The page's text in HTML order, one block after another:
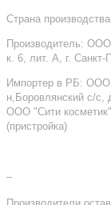
Страна
Производитель: ООО
к. 6, лит. А, г. Санкт-
Импортер в РБ: ООО
н,Боровлянский с/с,
ООО "Сити
(пристройка)
–